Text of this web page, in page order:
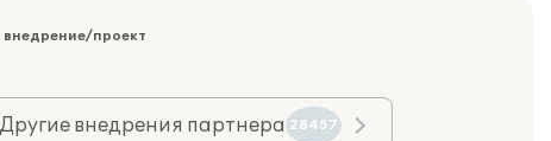
проект
Другие внедрения партнера 28457